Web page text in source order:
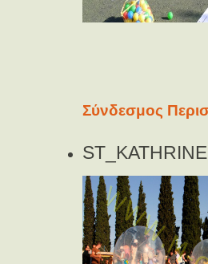
Σύνδεσμος